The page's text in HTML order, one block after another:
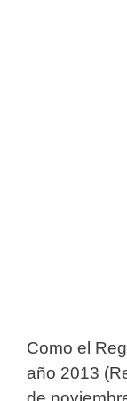
Como el
año 2013